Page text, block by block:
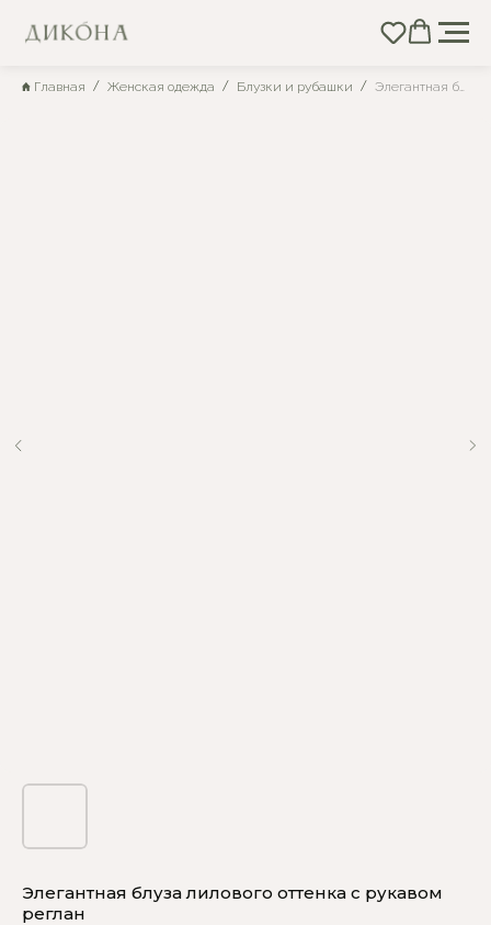
Главная Женская одежда Блузки и рубашки Элегантная блуза лилового оттенка с рукавом реглан
Элегантная блуза лилового оттенка с рукавом
реглан